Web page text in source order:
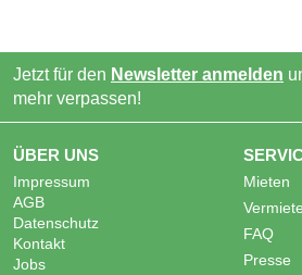
Jetzt für den Newsletter anmelden
mehr verpassen!
ÜBER UNS
Impressum
AGB
Datenschutz
Kontakt
Jobs
Mieten
FAQ
Presse